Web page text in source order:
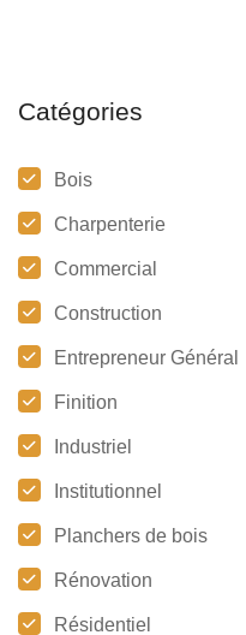
Catégories
Bois
Charpenterie
Commercial
Construction
Entrepreneur Général
Finition
Industriel
Institutionnel
Planchers de bois
Rénovation
Résidentiel